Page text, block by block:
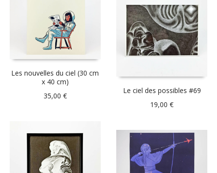
Les nouvelles du ciel (30 cm
x 40 cm)
35,00 €
Le ciel des possibles #69
19,00€